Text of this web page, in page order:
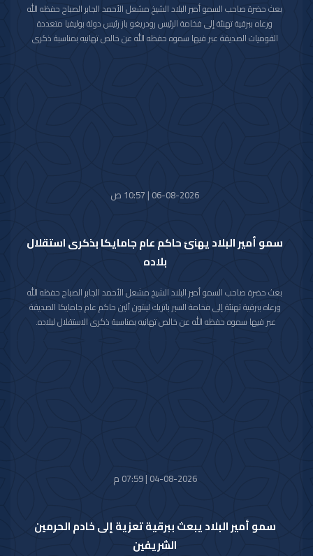
بعث حضرة صاحب السمو أمير البلاد الشيخ مشعل الأحمد الجابر الصباح حفظه الله
ورعاه ببرقية تهنئة إلى فخامة الرئيس رودريغو باز رئيس دولة بوليفيا متعددة
القوميات الصديقة عبر فيها سموه حفظه الله عن خالص تهانيه بمناسبة ذكرى
06-08-2026 | 10:57 ص
سمو أمير البلاد يهنئ حاكم عام جامايكا بذكرى استقلال
بلاده
بعث حضرة صاحب السمو أمير البلاد الشيخ مشعل الأحمد الجابر الصباح حفظه الله
ورعاه ببرقية تهنئة إلى فخامة السير باتريك لينتون آلين حاكم عام جامايكا الصديقة
عبر فيها سموه حفظه الله عن خالص تهانيه بمناسبة ذكرى الاستقلال لبلاده.
04-08-2026 | 07:59 م
سمو أمير البلاد يبعث ببرقية تعزية إلى خادم الحرمين
الشريفين